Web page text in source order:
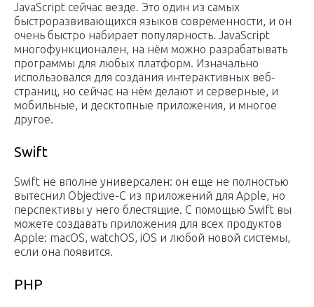
JavaScript сейчас везде. Это один из самых
быстроразвивающихся языков современности, и он
очень быстро набирает популярность. JavaScript
многофункционален, на нём можно разрабатывать
программы для любых платформ. Изначально
использовался для создания интерактивных веб-
страниц, но сейчас на нём делают и серверные, и
мобильные, и десктопные приложения, и многое
другое.
Swift
Swift не вполне универсален: он еще не полностью
вытеснил Objective-C из приложений для Apple, но
перспективы у него блестящие. С помощью Swift вы
можете создавать приложения для всех продуктов
Apple: macOS, watchOS, iOS и любой новой системы,
если она появится.
РНР